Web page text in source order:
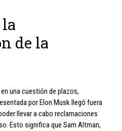
de la
una cuestión de plazos,
por Elon Musk llegó fuera
llevar a cabo reclamaciones
Esto significa que Sam Altman,